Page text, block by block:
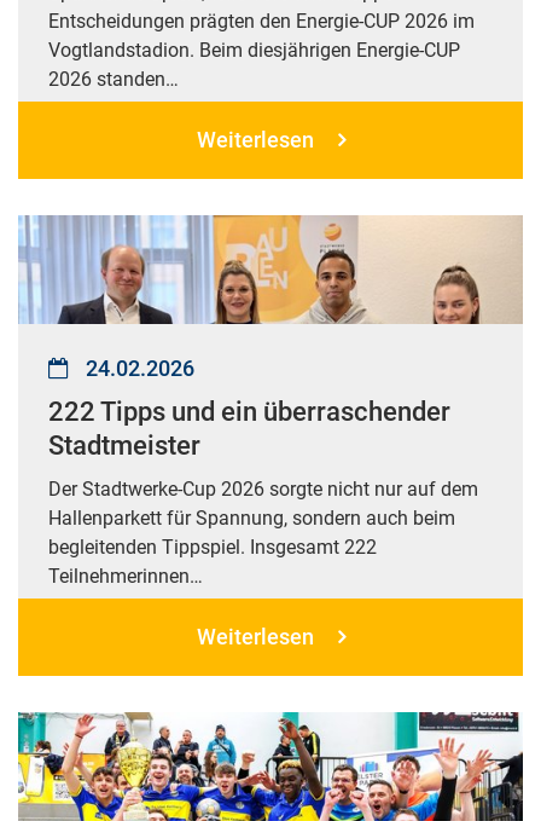
Entscheidungen prägten den Energie-CUP 2026 im
Vogtlandstadion. Beim diesjährigen Energie-CUP
2026 standen…
Weiterlesen
24.02.2026
222 Tipps und ein überraschender
Stadtmeister
Der Stadtwerke-Cup 2026 sorgte nicht nur auf dem
Hallenparkett für Spannung, sondern auch beim
begleitenden Tippspiel. Insgesamt 222
Teilnehmerinnen…
Weiterlesen